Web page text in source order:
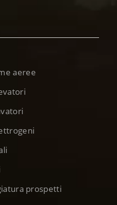
aeree
prospetti